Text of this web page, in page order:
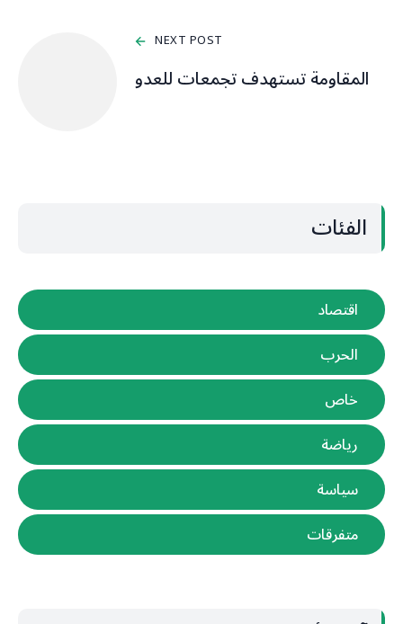
NEXT POST
المقاومة تستهدف تجمعات للعدو
الفئات
اقتصاد
الحرب
خاص
رياضة
سياسة
متفرقات